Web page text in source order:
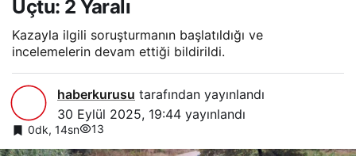
Yaralı
Uçtu: 2 Yaralı
Kazayla ilgili soruşturmanın başlatıldığı ve
incelemelerin devam ettiği bildirildi.
haberkurusu tarafından yayınlandı
30 Eylül 2025, 19:44 yayınlandı
0dk, 14sn 13